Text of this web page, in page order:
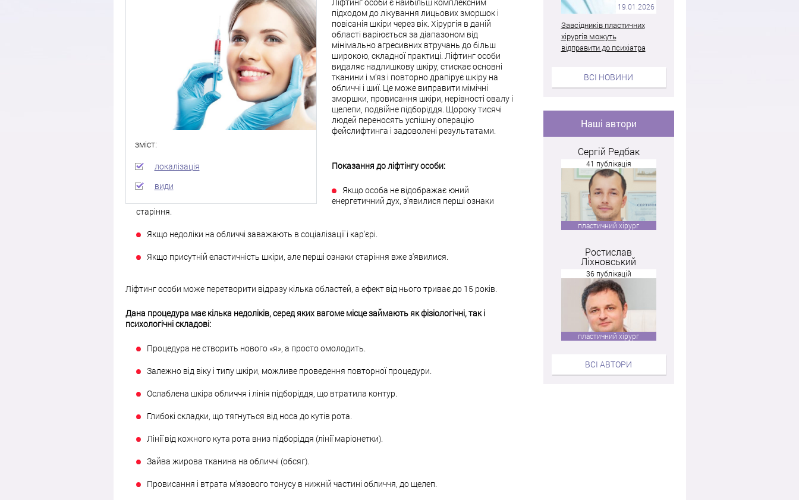
зміст:
локалізація
види
підходом до лікування лицьових зморшок і
повісанія шкіри через вік. Хірургія в даній
області варіюється за діапазоном від
мінімально агресивних втручань до більш
широкою, складної практиці. Ліфтинг особи
видаляє надлишкову шкіру, стискає основні
тканини і м'яз і повторно драпірує шкіру на
обличчі і шиї. Це може виправити мімічні
зморшки, провисання шкіри, нерівності овалу і
щелепи, подвійне підборіддя. Щороку тисячі
людей переносять успішну операцію
фейслифтинга і задоволені результатами.
Показання до ліфтінгу особи:
Якщо особа не відображає юний
енергетичний дух, з'явилися перші ознаки
старіння.
Якщо недоліки на обличчі заважають в соціалізації і кар'єрі.
Якщо присутній еластичність шкіри, але перші ознаки старіння вже з'явилися.
Ліфтинг особи може перетворити відразу кілька областей, а ефект від нього триває до 15 років.
Дана процедура має кілька недоліків, серед яких вагоме місце займають як фізіологічні, так і
психологічні складові:
Процедура не створить нового «я», а просто омолодить.
Залежно від віку і типу шкіри, можливе проведення повторної процедури.
Ослаблена шкіра обличчя і лінія підборіддя, що втратила контур.
Глибокі складки, що тягнуться від носа до кутів рота.
Лінії від кожного кута рота вниз підборіддя (лінії маріонетки).
Зайва жирова тканина на обличчі (обсяг).
Провисання і втрата м'язового тонусу в нижній частині обличчя, до щелеп.
19.01.2026
Завсідників пластичних
хірургів можуть
відправити до психіатра
ВСІ НОВИНИ
Наші автори
Сергій Редбак
41 публікація
пластичний хірург
Ростислав
Ліхновський
36 публікацій
пластичний хірург
ВСІ АВТОРИ